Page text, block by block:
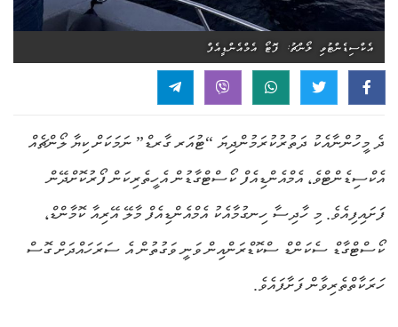
އެކްސިޑެންޓުވި ލޯންޗު: ފޮޓޯ އެމްއެންޑީއެފް
ދެ މީހުންނާއެކު ދަތުރުކުރަމުންދިޔަ “ޓުއަރ ގާރޑް” ނަމަކަށް ކިޔާ ލޯންޗެއް
އެކްސިޑެންޓްވެ، އެމްއެންޑިއެފް ކޯސްޓްގާޑުން އެހީތެރިކަން ފޯރުކޮށްދޭން
ފަށައިފިއެވެ. މި ހާދިސާ ހިނގުމާއެކު އެމްއެންޑިއެފް މާލޭ އޭރިއާ ކޮމާންޑް،
ކޯސްޓްގާޑް ސެކަންޑް ސްކޮޑްރަންއިން ވަނީ ވަގުތުން އެ ސަރަހައްދަށް ގޮސް
ހަރަކާތްތެރިވާން ފަށާފައެވެ.